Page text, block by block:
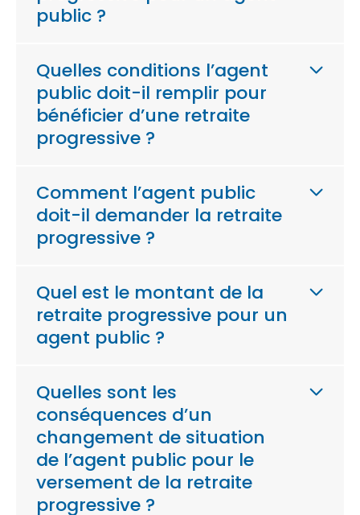
public ?
Quelles conditions l’agent
public doit-il remplir pour
bénéficier d’une retraite
progressive ?
Comment l’agent public
doit-il demander la retraite
progressive ?
Quel est le montant de la
retraite progressive pour un
agent public ?
Quelles sont les
conséquences d’un
changement de situation
de l’agent public pour le
versement de la retraite
progressive ?